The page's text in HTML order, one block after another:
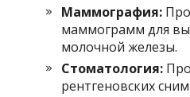
Маммография:
маммограмм для
молочной железы.
Стоматология:
рентгеновских